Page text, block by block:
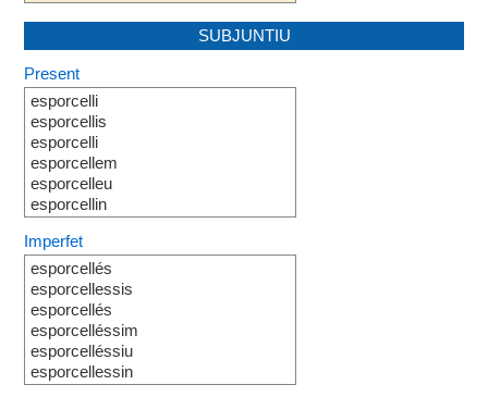
SUBJUNTIU
Present
esporcelli
esporcellis
esporcelli
esporcellem
esporcelleu
esporcellin
Imperfet
esporcellés
esporcellessis
esporcellés
esporcelléssim
esporcelléssiu
esporcellessin